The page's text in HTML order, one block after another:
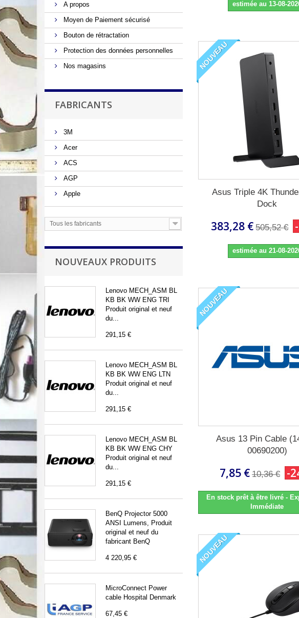
A propos
Moyen de Paiement sécurisé
Bouton de rétractation
Protection des données personnelles
Nos magasins
FABRICANTS
3M
Acer
ACS
AGP
Apple
Tous les fabricants
NOUVEAUX PRODUITS
Lenovo MECH_ASM BL
KB BK WW ENG TRI
Produit original et neuf
du...
291,15 €
Lenovo MECH_ASM BL
KB BK WW ENG LTN
Produit original et neuf
du...
291,15 €
Lenovo MECH_ASM BL
KB BK WW ENG CHY
Produit original et neuf
du...
291,15 €
BenQ Projector 5000
ANSI Lumens, Produit
original et neuf du
fabricant BenQ
4 220,95 €
MicroConnect Power
cable Hospital Denmark
67,45 €
estimée au 13-08-
NOUVEAU
Asus Triple 4K
Dock
383,28 € 505,52 €
estimée au 21-08-
NOUVEAU
Asus 13 Pin Cable
00690200)
7,85 € 10,36 € -
En stock prêt à être livré -
Immédiate
NOUVEAU